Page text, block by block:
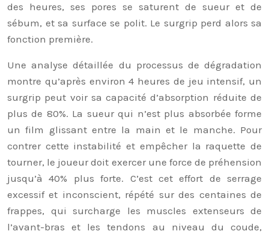
des heures, ses pores se saturent de sueur et de
sébum, et sa surface se polit. Le surgrip perd alors sa
fonction première.
Une analyse détaillée du processus de dégradation
montre qu’après environ 4 heures de jeu intensif, un
surgrip peut voir sa capacité d’absorption réduite de
plus de 80%. La sueur qui n’est plus absorbée forme
un film glissant entre la main et le manche. Pour
contrer cette instabilité et empêcher la raquette de
tourner, le joueur doit exercer une force de préhension
jusqu’à 40% plus forte. C’est cet effort de serrage
excessif et inconscient, répété sur des centaines de
frappes, qui surcharge les muscles extenseurs de
l’avant-bras et les tendons au niveau du coude,